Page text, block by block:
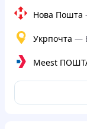
Нова Пошта
Укрпочта —
Meest